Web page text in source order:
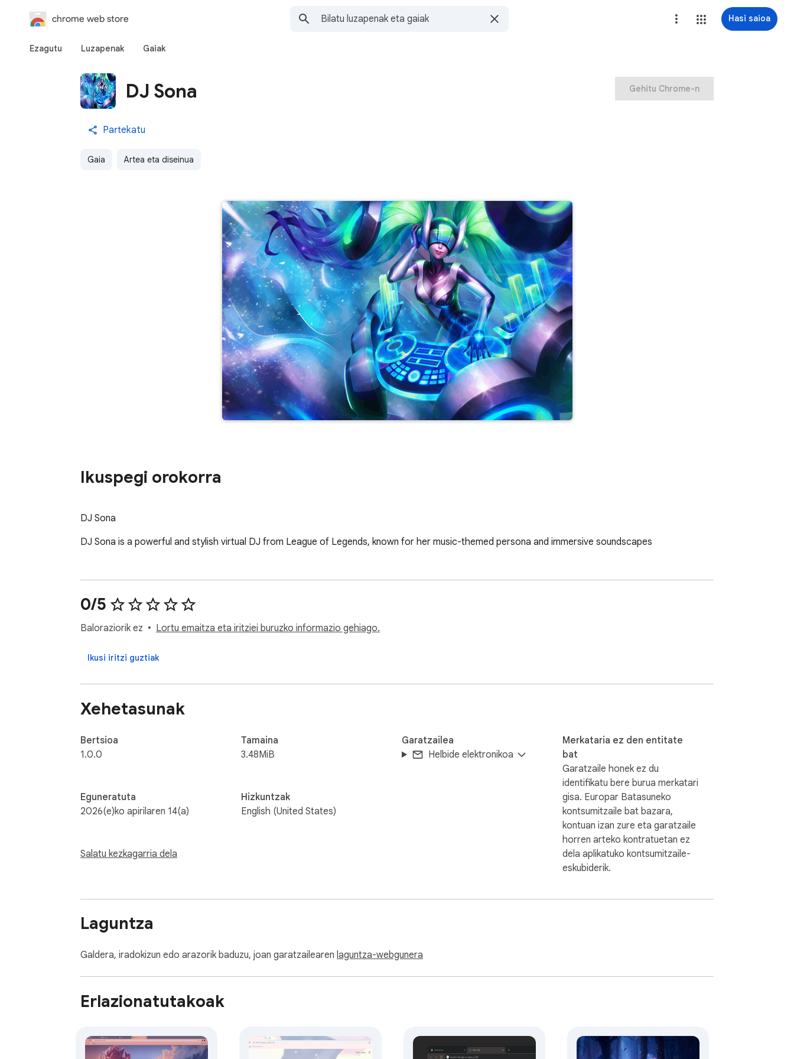
chrome web store Hasi saioa
Ezagutu Luzapenak Gaiak
DJ Sona
Partekatu
Gaia Artea eta diseinua
Gehitu Chrome-n
Ikuspegi orokorra
DJ Sona
DJ Sona is a powerful and stylish virtual DJ from League of Legends, known for her music-themed persona and immersive soundscapes
0/5
Baloraziorik ez Lortu emaitza eta iritziei buruzko informazio gehiago.
Ikusi iritzi guztiak
Xehetasunak
Bertsioa
1.0.0
Eguneratuta
2026(e)ko apirilaren 14(a)
Salatu kezkagarria dela
Tamaina
3.48MiB
Hizkuntzak
English (United States)
Garatzailea
Helbide elektronikoa
Merkataria ez den entitate
bat
Garatzaile honek ez du
identifikatu bere burua merkatari
gisa. Europar Batasuneko
kontsumitzaile bat bazara,
kontuan izan zure eta garatzaile
horren arteko kontratuetan ez
dela aplikatuko kontsumitzaile-
eskubiderik.
Laguntza
Galdera, iradokizun edo arazorik baduzu, joan garatzailearen laguntza-webgunera
Erlazionatutakoak